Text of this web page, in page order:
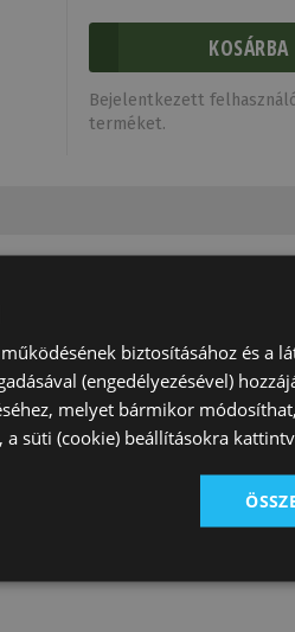
Bejelentkezett
terméket.
Mecate
11 800 Ft
biztosításához és a
(engedélyezésével)
melyet bármikor
süti (cookie) beállításokra